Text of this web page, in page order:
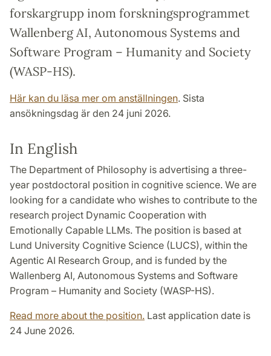
forskargrupp inom forskningsprogrammet
Wallenberg AI, Autonomous Systems and
Software Program – Humanity and Society
(WASP-HS).
Här kan du läsa mer om anställningen. Sista
ansökningsdag är den 24 juni 2026.
In English
The Department of Philosophy is advertising a three-
year postdoctoral position in cognitive science. We are
looking for a candidate who wishes to contribute to the
research project Dynamic Cooperation with
Emotionally Capable LLMs. The position is based at
Lund University Cognitive Science (LUCS), within the
Agentic AI Research Group, and is funded by the
Wallenberg AI, Autonomous Systems and Software
Program – Humanity and Society (WASP-HS).
Read more about the position. Last application date is
24 June 2026.